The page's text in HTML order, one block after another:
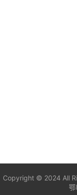
Copyright © 2024 All